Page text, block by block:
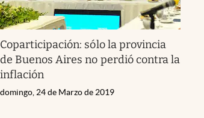
Coparticipación: sólo la provincia
de Buenos Aires no perdió contra la
inflación
domingo, 24 de Marzo de 2019